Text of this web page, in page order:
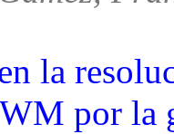
la
por la